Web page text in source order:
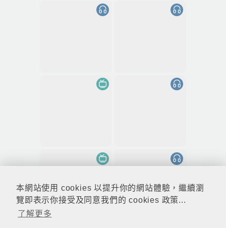
本網站使用 cookies 以提升你的網站體驗，繼續瀏
覽即表示你接受及同意我們的 cookies 政策...
了解更多